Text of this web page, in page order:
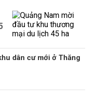
dân cư mới ở Thăng